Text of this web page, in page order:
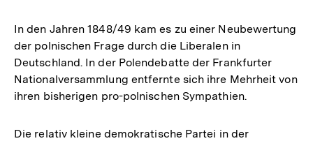
In den Jahren 1848/49 kam es zu einer Neubewertung
der polnischen Frage durch die Liberalen in
Deutschland. In der Polendebatte der Frankfurter
Nationalversammlung entfernte sich ihre Mehrheit von
ihren bisherigen pro-polnischen Sympathien.
Die relativ kleine demokratische Partei in der